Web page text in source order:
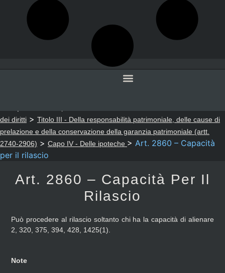
dei diritti > Titolo III - Della responsabilità patrimoniale, delle cause di
prelazione e della conservazione della garanzia patrimoniale (artt.
2740-2906) > Capo IV - Delle ipoteche > Art. 2860 – Capacità
per il rilascio
Art. 2860 – Capacità Per Il
Rilascio
Può procedere al rilascio soltanto chi ha la capacità di alienare
2, 320, 375, 394, 428, 1425(1).
Note